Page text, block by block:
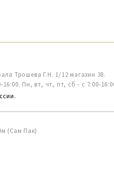
Трошева Г.Н. 1/12 магазин 38.
16:00. Пн, вт, чт, пт, сб - с 7:00-
(Сам Пак)